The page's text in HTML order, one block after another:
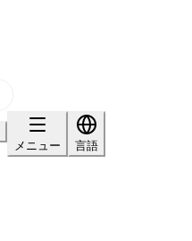
メニュー
言語